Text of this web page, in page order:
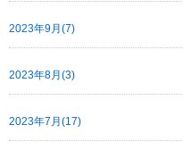
2023年9月(7)
2023年8月(3)
2023年7月(17)